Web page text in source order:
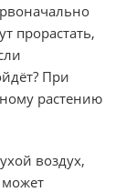
прорастать,
При
растению
воздух,
может